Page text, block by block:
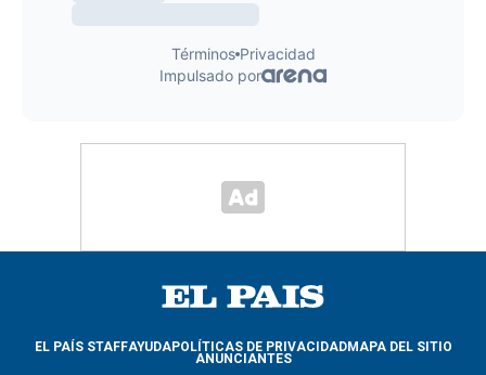
EL PAÍS STAFFAYUDAPOLÍTICAS DE PRIVACIDADMAPA DEL SITIO
ANUNCIANTES